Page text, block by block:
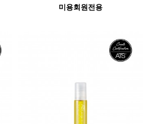
미용회원전용